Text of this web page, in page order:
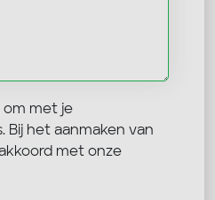
om met je
Bij het aanmaken van
met onze